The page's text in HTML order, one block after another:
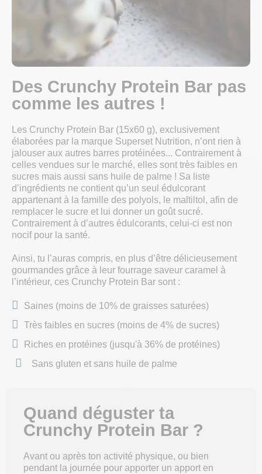
Des Crunchy Protein Bar pas
comme les autres !
Les Crunchy Protein Bar (15x60 g), exclusivement
élaborées par la marque Superset Nutrition, n’ont rien à
jalouser aux autres barres protéinées... Contrairement à
celles vendues sur le marché, elles sont très faibles en
sucres mais aussi sans huile de palme ! Sa liste
d’ingrédients ne contient qu’un seul édulcorant
appartenant à la famille des polyols, le maltiltol, afin de
remplacer le sucre et lui donner un goût sucré.
Contrairement à d’autres édulcorants, celui-ci est non
nocif pour la santé.
Ainsi, tu l’auras compris, en plus d’être délicieusement
gourmandes grâce à leur fourrage saveur caramel à
l’intérieur, ces Crunchy Protein Bar sont :
Saines (moins de 10% de graisses saturées)
Très faibles en sucres (moins de 4% de sucres)
Riches en protéines (jusqu'à 36% de protéines)
Sans gluten et sans huile de palme
Quand déguster ta
Crunchy Protein Bar ?
Avant ou après ton activité physique, ou bien
pendant la journée pour apporter un apport en